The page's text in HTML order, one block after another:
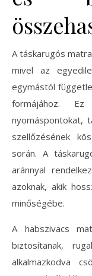
A táskarugós
mivel az
egymástól
formájához.
nyomáspontokat,
szellőzésének
során. A
aránnyal
azoknak, akik
minőségébe.
A habszivacs
biztosítanak,
alkalmazkodva